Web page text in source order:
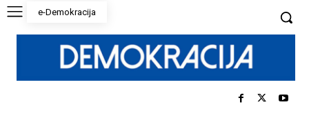
e-Demokracija